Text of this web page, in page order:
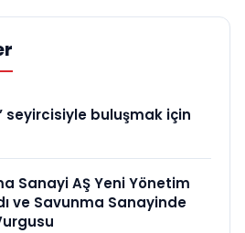
seyircisiyle buluşmak için
Sanayi AŞ Yeni Yönetim
ve Savunma Sanayinde